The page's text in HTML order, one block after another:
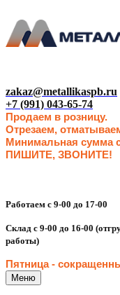
zakaz@metallikaspb.ru
+7 (991) 043-65-74
Продаем в розницу.
Отрезаем,
Минимальная сумма
ПИШИТЕ, ЗВОНИТЕ!
Работаем с 9-00 до 17-00
Склад с 9-00 до 16-00
работы)
Пятница - сокращенн
Меню